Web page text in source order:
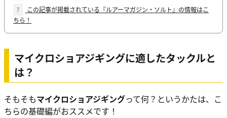
7
この記事が掲載されている『ルアーマガジン・ソルト』の情報はこ
ちら！
マイクロショアジギングに適したタックルと
は？
そもそもマイクロショアジギングって何？というかたは、こ
ちらの基礎編がおススメです！